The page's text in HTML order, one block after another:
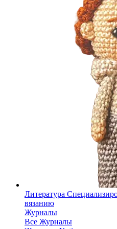
Литература
вязанию
Журналы
Все Журналы